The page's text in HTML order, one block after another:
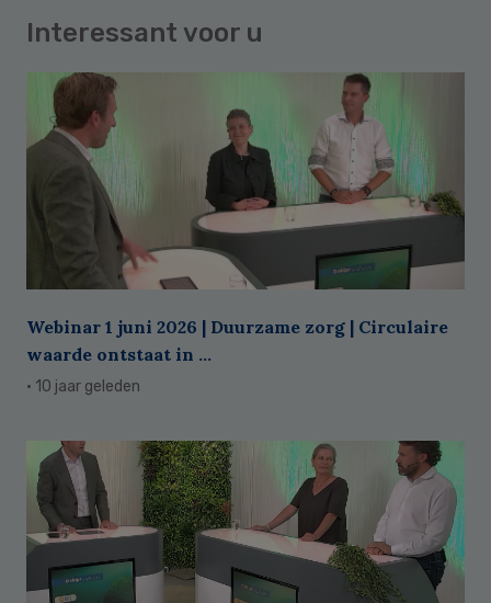
Interessant voor u
Webinar 1 juni 2026 | Duurzame zorg | Circulaire
waarde ontstaat in ...
· 10 jaar geleden